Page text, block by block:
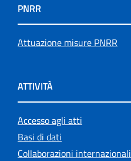
PNRR
Attuazione misure PNRR
ATTIVITÀ
Accesso agli atti
Basi di dati
Collaborazioni internazionali